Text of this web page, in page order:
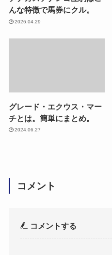
んな特徴で馬券にクル。
2026.04.29
グレード・エクウス・マー
チとは。簡単にまとめ。
2024.06.27
コメント
コメントする